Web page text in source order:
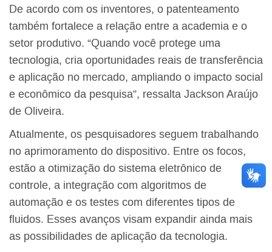
De acordo com os inventores, o patenteamento
também fortalece a relação entre a academia e o
setor produtivo. “Quando você protege uma
tecnologia, cria oportunidades reais de transferência
e aplicação no mercado, ampliando o impacto social
e econômico da pesquisa”, ressalta Jackson Araújo
de Oliveira.
Atualmente, os pesquisadores seguem trabalhando
no aprimoramento do dispositivo. Entre os focos,
estão a otimização do sistema eletrônico de
controle, a integração com algoritmos de
automação e os testes com diferentes tipos de
fluidos. Esses avanços visam expandir ainda mais
as possibilidades de aplicação da tecnologia.